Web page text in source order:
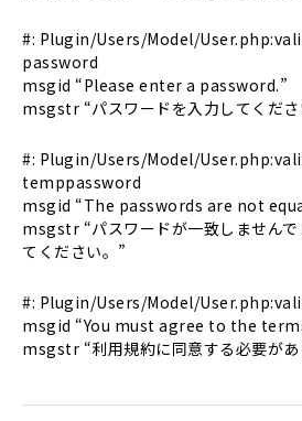
#: Plugin/Users/Model/
password
msgid “Please enter a password.”
msgstr “パスワードを入力してくださ
#: Plugin/Users/Model/
temppassword
msgid “The passwords are not
msgstr “パスワードが一致しませんで
てください。”
#: Plugin/Users/Model/
msgid “You must agree to the
msgstr “利用規約に同意する必要があ